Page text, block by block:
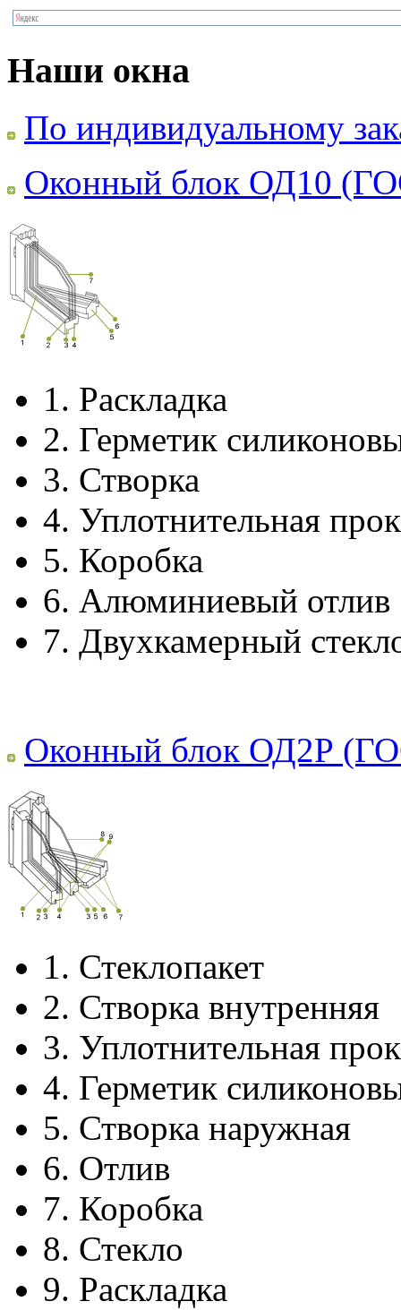
Наши окна
По индивидуальному
Оконный блок ОД10
1. Раскладка
2. Герметик
3. Створка
4. Уплотнительная
5. Коробка
6. Алюминиевый отлив
7. Двухкамерный
Оконный блок ОД2Р
1. Стеклопакет
2. Створка внутренняя
3. Уплотнительная
4. Герметик
5. Створка наружная
6. Отлив
7. Коробка
8. Стекло
9. Раскладка